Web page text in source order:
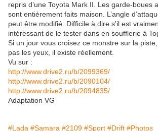
repris d’une Toyota Mark II. Les garde-boues
sont entièrement faits maison. L’angle
peut être modifié. Difficile à dire s'il est
intéressant de le tester dans en soufflerie à
Si un jour vous croisez ce monstre sur la
pas les yeux, il existe réellement.
Vu sur :
http://www.drive2.ru/b/2099369/
http://www.drive2.ru/b/2090104/
http://www.drive2.ru/b/2094835/
Adaptation VG
#Lada #Samara #2109 #Sport #Drift #Photos